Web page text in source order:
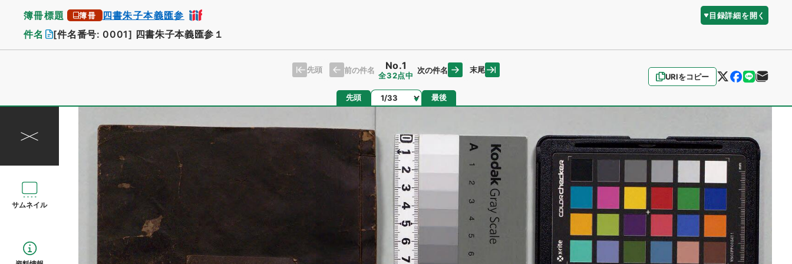
簿冊標題 簿冊 四書朱子本義匯参 目録詳細を開く
件名 [件名番号: 0001] 四書朱子本義匯参１
URIをコピー
先頭 前の件名 No.1
全32点中
次の件名 末尾
先頭 ページ 最後
サムネイル